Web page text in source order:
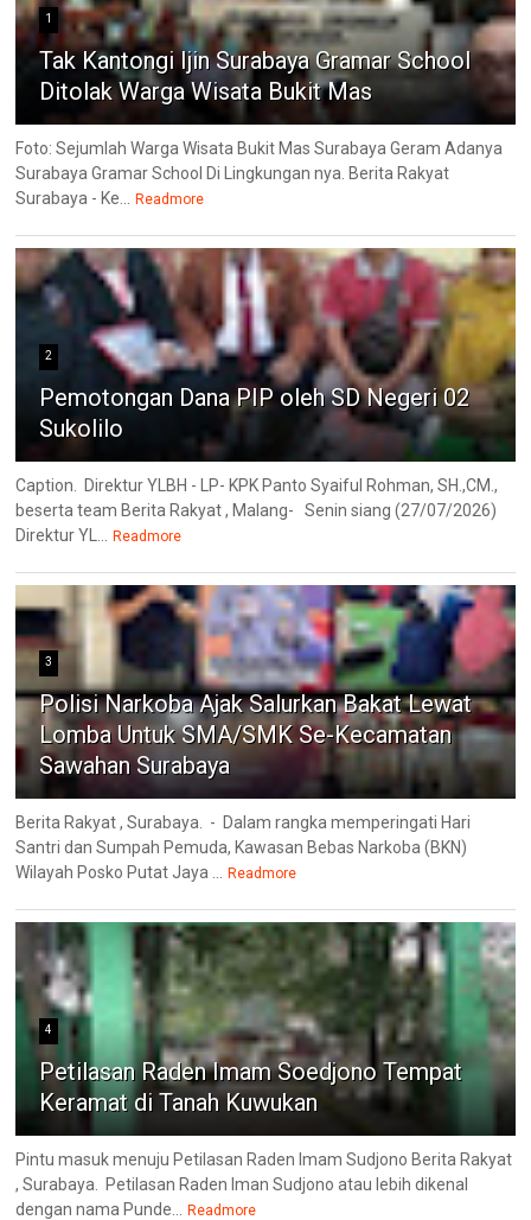
1
Tak Kantongi Ijin Surabaya Gramar School
Ditolak Warga Wisata Bukit Mas
Foto: Sejumlah Warga Wisata Bukit Mas Surabaya Geram Adanya
Surabaya Gramar School Di Lingkungan nya. Berita Rakyat
Surabaya - Ke...
Readmore
2
Pemotongan Dana PIP oleh SD Negeri 02
Sukolilo
Caption. Direktur YLBH - LP- KPK Panto Syaiful Rohman, SH.,CM.,
beserta team Berita Rakyat , Malang- Senin siang (27/07/2026)
Direktur YL...
Readmore
3
Polisi Narkoba Ajak Salurkan Bakat Lewat
Lomba Untuk SMA/SMK Se-Kecamatan
Sawahan Surabaya
Berita Rakyat , Surabaya. - Dalam rangka memperingati Hari
Santri dan Sumpah Pemuda, Kawasan Bebas Narkoba (BKN)
Wilayah Posko Putat Jaya ...
Readmore
4
Petilasan Raden Imam Soedjono Tempat
Keramat di Tanah Kuwukan
Pintu masuk menuju Petilasan Raden Imam Sudjono Berita Rakyat
, Surabaya. Petilasan Raden Iman Sudjono atau lebih dikenal
dengan nama Punde...
Readmore